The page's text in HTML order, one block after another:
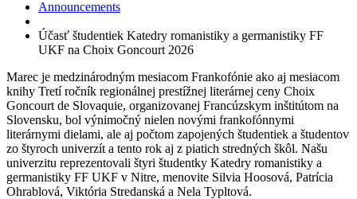
Announcements
Účasť študentiek Katedry romanistiky a germanistiky FF
UKF na Choix Goncourt 2026
Marec je medzinárodným mesiacom Frankofónie ako aj mesiacom
knihy Tretí ročník regionálnej prestížnej literárnej ceny Choix
Goncourt de Slovaquie, organizovanej Francúzskym inštitútom na
Slovensku, bol výnimočný nielen novými frankofónnymi
literárnymi dielami, ale aj počtom zapojených študentiek a študentov
zo štyroch univerzít a tento rok aj z piatich stredných škôl. Našu
univerzitu reprezentovali štyri študentky Katedry romanistiky a
germanistiky FF UKF v Nitre, menovite Silvia Hoosová, Patrícia
Ohrablová, Viktória Stredanská a Nela Typltová.